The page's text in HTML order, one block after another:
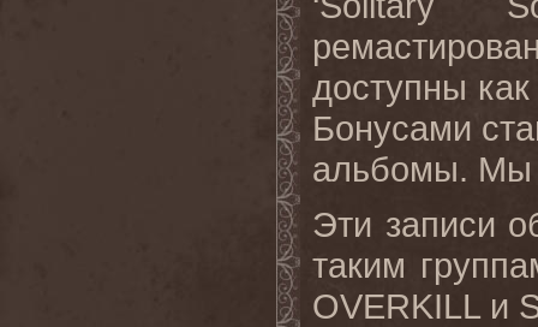
доступны
Бонусами
альбомы. Мы
Эти записи
таким
OVERKILL и